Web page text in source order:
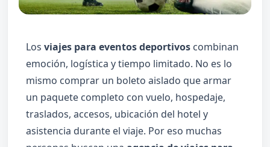
Los viajes para eventos deportivoscombinan
emoción, logística y tiempo limitado. No es lo
mismo comprar un boleto aislado que armar
un paquete completo con vuelo, hospedaje,
traslados, accesos, ubicación del hotel y
asistencia durante el viaje. Por eso muchas